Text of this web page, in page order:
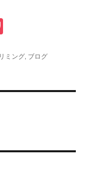
c
et
ミング, ブログ